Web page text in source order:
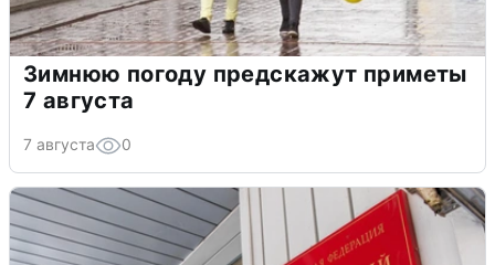
Зимнюю погоду предскажут приметы
7 августа
7 августа 0